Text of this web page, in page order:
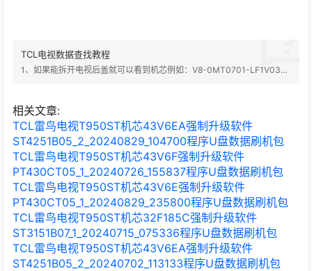
TCL电视数据查找教程
1、如果能拆开电视后盖就可以看到机芯例如：V8-0MT0701-LF1V039,
是英文字母O 2、如果不能拆开电视后盖查看电视后壳铭牌查询，如果不
知道机芯的联系…
相关文章:
TCL雷鸟电视T950ST机芯43V6EA强制升级软件
ST4251B05_2_20240829_104700程序U盘数据刷机包
TCL雷鸟电视T950ST机芯43V6F强制升级软件
PT430CT05_1_20240726_155837程序U盘数据刷机包
TCL雷鸟电视T950ST机芯43V6E强制升级软件
PT430CT05_1_20240829_235800程序U盘数据刷机包
TCL雷鸟电视T950ST机芯32F185C强制升级软件
ST3151B07_1_20240715_075336程序U盘数据刷机包
TCL雷鸟电视T950ST机芯43V6EA强制升级软件
ST4251B05_2_20240702_113133程序U盘数据刷机包